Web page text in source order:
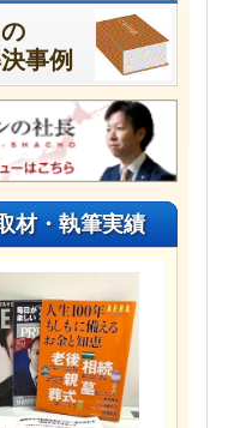
事例
材・執筆実績